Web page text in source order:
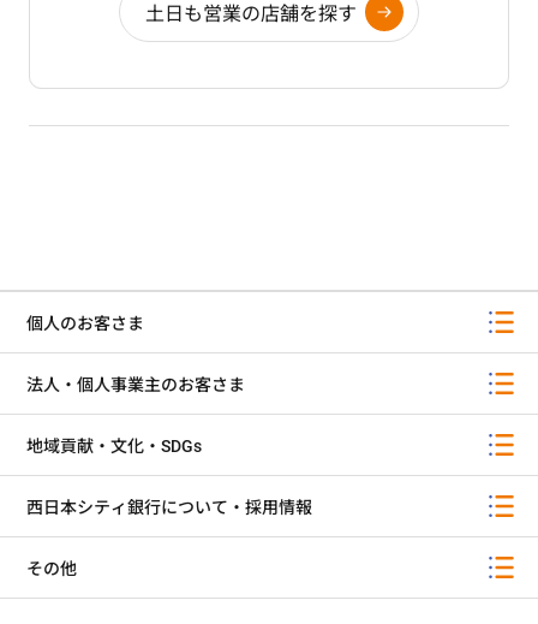
りますので、お借入時に一括してお支払いいた
元利金均等毎月返済（6ヵ月毎の増額返済もご利
用いただけます。）
保険
団体信用生命保険
当行の指定する保険会社の団体信用生命保険にご
土日も営業の店舗を探す
個人のお客さま
法人・個人事業主のお客さま
地域貢献・文化・SDGs
西日本シティ銀行について・採用情報
その他